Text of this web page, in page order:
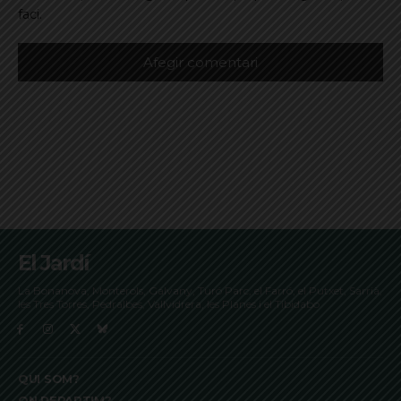
faci.
El Jardí
La Bonanova, Monterols, Galvany, Turó Parc, el Farró, el Putxet, Sarrià,
les Tres Torres, Pedralbes, Vallvidrera, les Planes i el Tibidabo
QUI SOM?